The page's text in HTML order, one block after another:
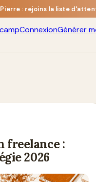
: rejoins la liste
ConnexionGénérer
freelance :
2026